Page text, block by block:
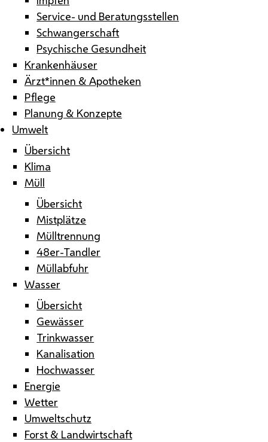
Service- und Beratungsstellen
Schwangerschaft
Psychische Gesundheit
Krankenhäuser
Ärzt*innen & Apotheken
Pflege
Planung & Konzepte
Umwelt
Übersicht
Klima
Müll
Übersicht
Mistplätze
Mülltrennung
48er-Tandler
Müllabfuhr
Wasser
Übersicht
Gewässer
Trinkwasser
Kanalisation
Hochwasser
Energie
Wetter
Umweltschutz
Forst & Landwirtschaft